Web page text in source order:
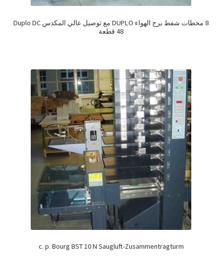
8 محطات شفط برج الهواء DUPLO مع توصيل عالي المكدس Duplo DC
48 قطعة
c. p. Bourg BST 10 N Saugluft-Zusammentragturm